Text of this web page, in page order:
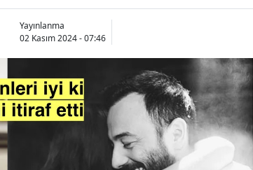
Yayınlanma
02 Kasım 2024 - 07:46